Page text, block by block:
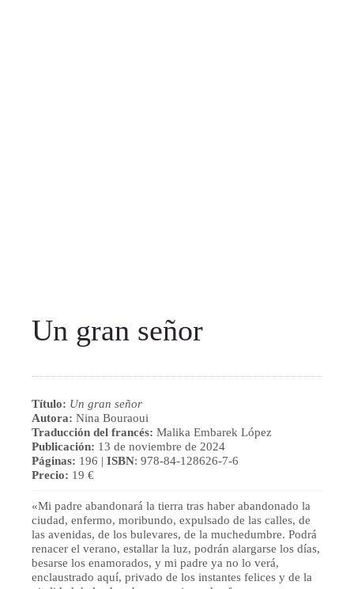
Un gran señor
Título: Un gran señor
Autora: Nina Bouraoui
Traducción del francés: Malika Embarek López
Publicación: 13 de noviembre de 2024
Páginas: 196 | ISBN: 978-84-128626-7-6
Precio: 19 €
«Mi padre abandonará la tierra tras haber abandonado la
ciudad, enfermo, moribundo, expulsado de las calles, de
las avenidas, de los bulevares, de la muchedumbre. Podrá
renacer el verano, estallar la luz, podrán alargarse los días,
besarse los enamorados, y mi padre ya no lo verá,
enclaustrado aquí, privado de los instantes felices y de la